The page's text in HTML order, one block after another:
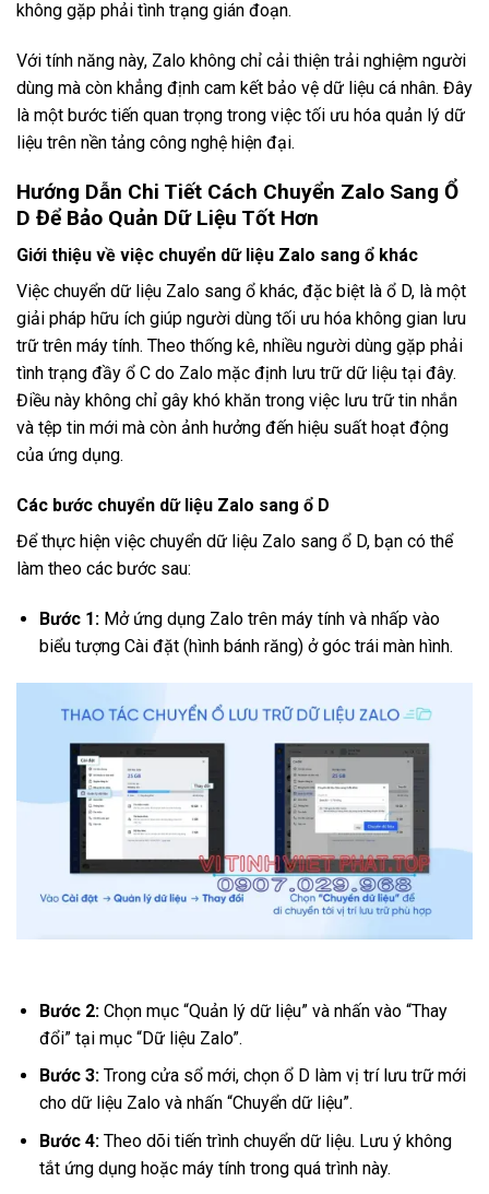
không gặp phải tình trạng gián đoạn.
Với tính năng này, Zalo không chỉ cải thiện trải nghiệm người
dùng mà còn khẳng định cam kết bảo vệ dữ liệu cá nhân. Đây
là một bước tiến quan trọng trong việc tối ưu hóa quản lý dữ
liệu trên nền tảng công nghệ hiện đại.
Hướng Dẫn Chi Tiết Cách Chuyển Zalo Sang Ổ
D Để Bảo Quản Dữ Liệu Tốt Hơn
Giới thiệu về việc chuyển dữ liệu Zalo sang ổ khác
Việc chuyển dữ liệu Zalo sang ổ khác, đặc biệt là ổ D, là một
giải pháp hữu ích giúp người dùng tối ưu hóa không gian lưu
trữ trên máy tính. Theo thống kê, nhiều người dùng gặp phải
tình trạng đầy ổ C do Zalo mặc định lưu trữ dữ liệu tại đây.
Điều này không chỉ gây khó khăn trong việc lưu trữ tin nhắn
và tệp tin mới mà còn ảnh hưởng đến hiệu suất hoạt động
của ứng dụng.
Các bước chuyển dữ liệu Zalo sang ổ D
Để thực hiện việc chuyển dữ liệu Zalo sang ổ D, bạn có thể
làm theo các bước sau:
Bước 1:Mở ứng dụng Zalo trên máy tính và nhấp vào
biểu tượng Cài đặt (hình bánh răng) ở góc trái màn hình.
Bước 2:Chọn mục “Quản lý dữ liệu” và nhấn vào “Thay
đổi” tại mục “Dữ liệu Zalo”.
Bước 3:Trong cửa sổ mới, chọn ổ D làm vị trí lưu trữ mới
cho dữ liệu Zalo và nhấn “Chuyển dữ liệu”.
Bước 4:Theo dõi tiến trình chuyển dữ liệu. Lưu ý không
tắt ứng dụng hoặc máy tính trong quá trình này.